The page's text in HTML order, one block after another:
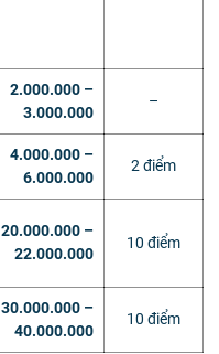
2.000.000 –
3.000.000
–
4.000.000 –
6.000.000
2 điểm
20.000.000 –
22.000.000
10 điểm
30.000.000 –
40.000.000
10 điểm